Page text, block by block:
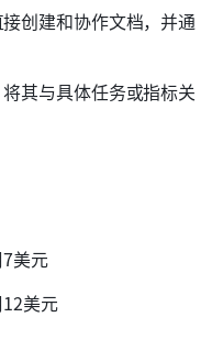
创建和协作文档，并通
其与具体任务或指标关
美元
美元